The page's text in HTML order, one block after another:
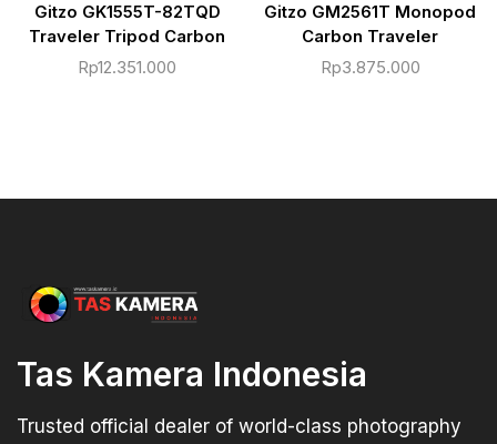
Gitzo GK1555T-82TQD
Traveler Tripod Carbon
Rp12.351.000
Gitzo GM2561T Monopod
Carbon Traveler
Rp3.875.000
Tas Kamera Indonesia
Trusted official dealer of world-class photography